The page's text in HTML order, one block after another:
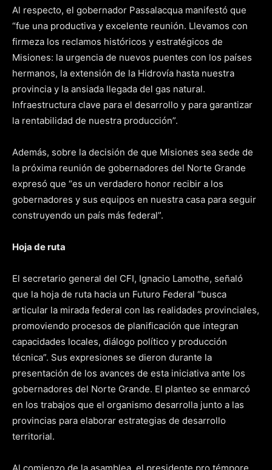
Al respecto, el gobernador Passalacqua manifestó que
“fue una productiva y excelente reunión. Llevamos con
firmeza los reclamos históricos y estratégicos de
Misiones: la urgencia de nuevos puentes con los países
hermanos, la extensión de la Hidrovía hasta nuestra
provincia y la ansiada llegada del gas natural.
Infraestructura clave para el desarrollo y para garantizar
la rentabilidad de nuestra producción”.
Además, sobre la decisión de que Misiones sea sede de
la próxima reunión de gobernadores del Norte Grande
expresó que “es un verdadero honor recibir a los
gobernadores y sus equipos en nuestra casa para seguir
construyendo un país más federal”.
Hoja de ruta
El secretario general del CFI, Ignacio Lamothe, señaló
que la hoja de ruta hacia un Futuro Federal “busca
articular la mirada federal con las realidades provinciales,
promoviendo procesos de planificación que integran
capacidades locales, diálogo político y producción
técnica”. Sus expresiones se dieron durante la
presentación de los avances de esta iniciativa ante los
gobernadores del Norte Grande. El planteo se enmarcó
en los trabajos que el organismo desarrolla junto a las
provincias para elaborar estrategias de desarrollo
territorial.